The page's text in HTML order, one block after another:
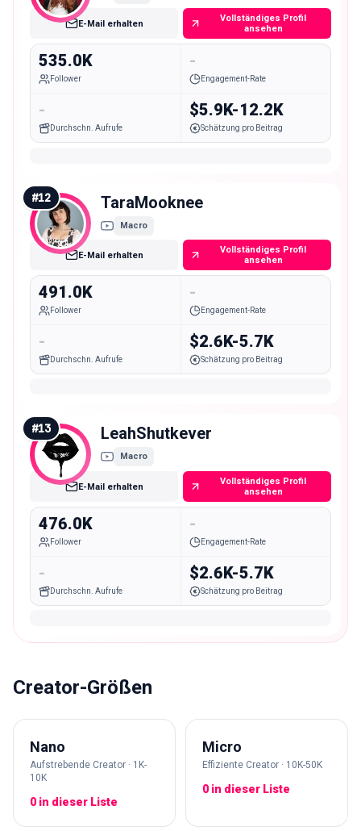
E-Mail erhalten
Vollständiges Profil
ansehen
535.0K
Follower
-
Engagement-Rate
-
Durchschn. Aufrufe
$5.9K-12.2K
Schätzung pro Beitrag
#12 TaraMooknee
Macro
E-Mail erhalten
Vollständiges Profil
ansehen
491.0K
Follower
-
Engagement-Rate
-
Durchschn. Aufrufe
$2.6K-5.7K
Schätzung pro Beitrag
#13 LeahShutkever
Macro
E-Mail erhalten
Vollständiges Profil
ansehen
476.0K
Follower
-
Engagement-Rate
-
Durchschn. Aufrufe
$2.6K-5.7K
Schätzung pro Beitrag
Creator-Größen
Nano
Aufstrebende Creator · 1K-
10K
0 in dieser Liste
Micro
Effiziente Creator · 10K-50K
0 in dieser Liste